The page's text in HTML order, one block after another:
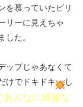
を慕っていたビリ
リーに見えちゃ
た。
ップじゃあなくて
けでドキドキ
し
あんなに綺麗な